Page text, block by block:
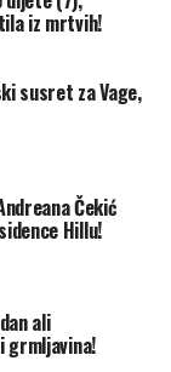
na mjestu
oko dva
na obali. Niko
mora.
alkohola,
kapetanija.
iz mrtvih!
susret za Vage,
Čekić
Hillu!
ali
grmljavina!